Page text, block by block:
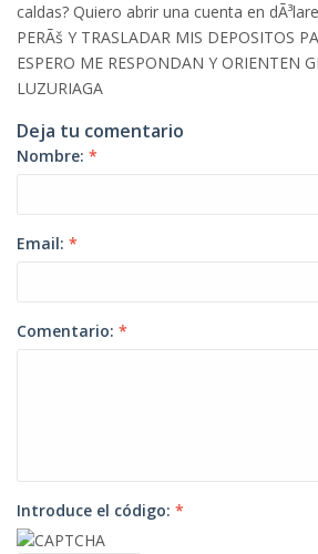
caldas? Quiero abrir una cuenta en
PERÃš Y TRASLADAR MIS DEPOSITOS
ESPERO ME RESPONDAN Y ORIENTEN
LUZURIAGA
Deja tu comentario
Nombre: *
Email: *
Comentario: *
Introduce el código: *